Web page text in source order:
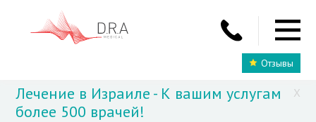
Отзывы
X
Лечение в Израиле - К вашим услугам
более 500 врачей!